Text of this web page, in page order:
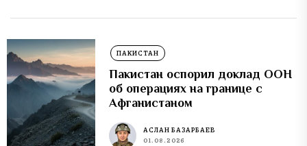
ПАКИСТАН
Пакистан оспорил доклад ООН
об операциях на границе с
Афганистаном
АСЛАН БАЗАРБАЕВ
01.08.2026